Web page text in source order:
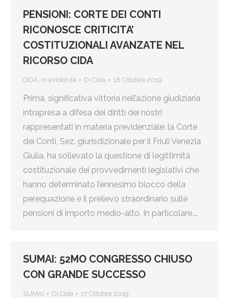
PENSIONI: CORTE DEI CONTI
RICONOSCE CRITICITA’
COSTITUZIONALI AVANZATE NEL
RICORSO CIDA
CIDA, In evidenza Di Cida 18 Ottobre 2019
Prima, significativa vittoria nell’azione giudiziaria
intrapresa a difesa dei diritti dei nostri
rappresentati in materia previdenziale: la Corte
dei Conti, Sez. giurisdizionale per il Friuli Venezia
Giulia, ha sollevato la questione di legittimità
costituzionale dei provvedimenti legislativi che
hanno determinato l’ennesimo blocco della
perequazione e il prelievo straordinario sulle
pensioni di importo medio-alto. In particolare,…
SUMAI: 52MO CONGRESSO CHIUSO
CON GRANDE SUCCESSO
SUMAI Di Cida 17 Ottobre 2019